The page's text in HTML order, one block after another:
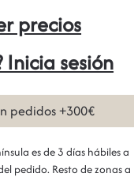
precios
Inicia sesión
pedidos +300€
es de 3 días hábiles a
pedido. Resto de zonas a